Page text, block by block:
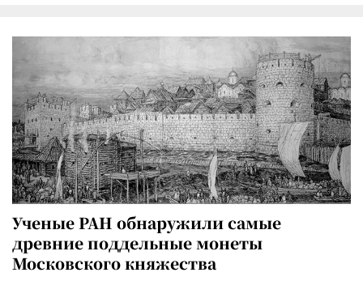
Ученые РАН обнаружили самые
древние поддельные монеты
Московского княжества